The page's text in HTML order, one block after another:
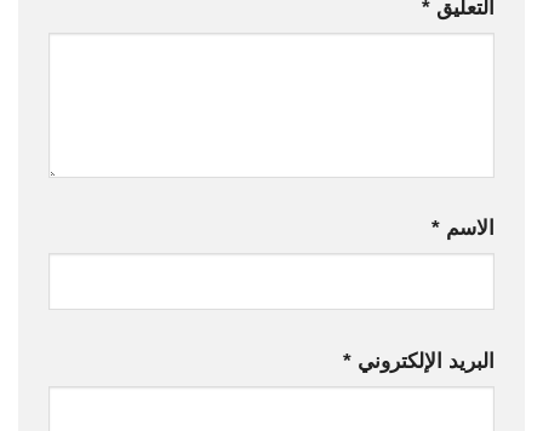
التعليق *
الاسم *
البريد الإلكتروني *